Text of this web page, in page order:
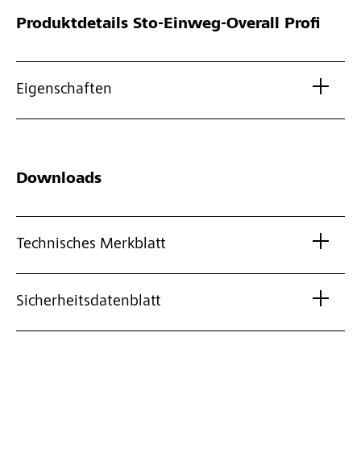
Produktdetails Sto-Einweg-Overall Profi
Eigenschaften
Downloads
Technisches Merkblatt
Sicherheitsdatenblatt